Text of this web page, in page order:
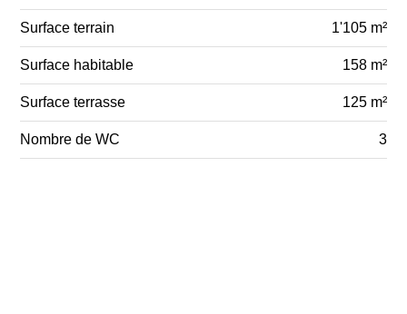
Surface terrain 1'105 m²
Surface habitable 158 m²
Surface terrasse 125 m²
Nombre de WC 3